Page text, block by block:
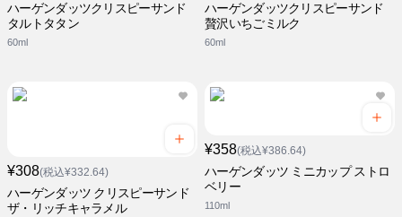
ハーゲンダッツクリスピーサンド
タルトタタン
60ml
ハーゲンダッツクリスピーサンド
贅沢いちごミルク
60ml
¥308(税込¥332.64)
ハーゲンダッツ クリスピーサンド
ザ・リッチキャラメル
¥358(税込¥386.64)
ハーゲンダッツ ミニカップ ストロ
ベリー
110ml